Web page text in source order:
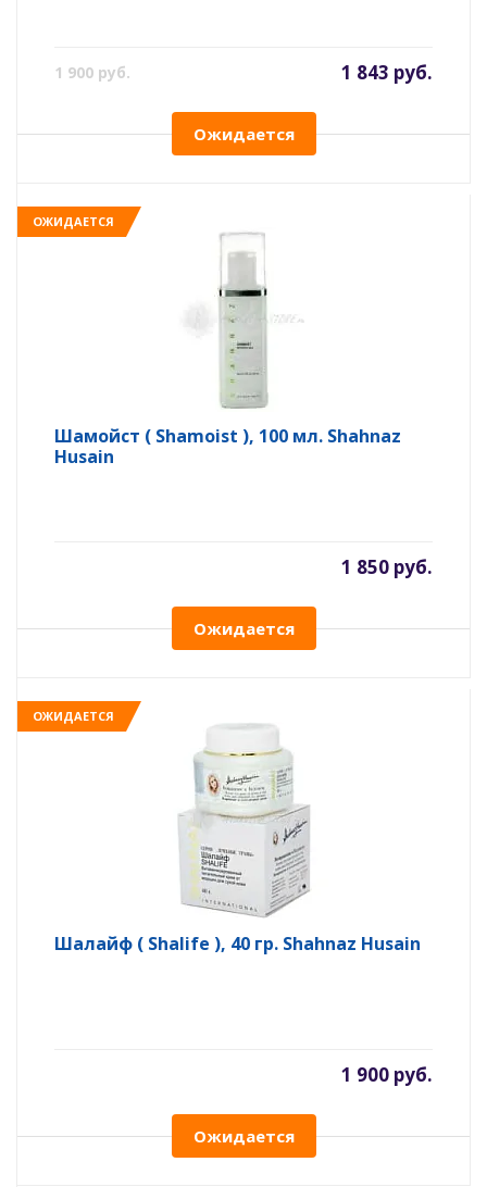
1 900 руб. 1 843 руб.
Ожидается
ОЖИДАЕТСЯ
Шамойст ( Shamoist ), 100 мл. Shahnaz
Husain
1 850 руб.
Ожидается
ОЖИДАЕТСЯ
Шалайф ( Shalife ), 40 гр. Shahnaz Husain
1 900 руб.
Ожидается